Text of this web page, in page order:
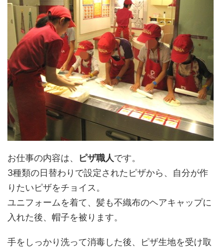
お仕事の内容は、 ピザ職人です。
3種類の日替わりで設定されたピザから、自分が作
りたいピザをチョイス。
ユニフォームを着て、髪も不織布のヘアキャップに
入れた後、帽子を被ります。
手をしっかり洗って消毒した後、ピザ生地を受け取